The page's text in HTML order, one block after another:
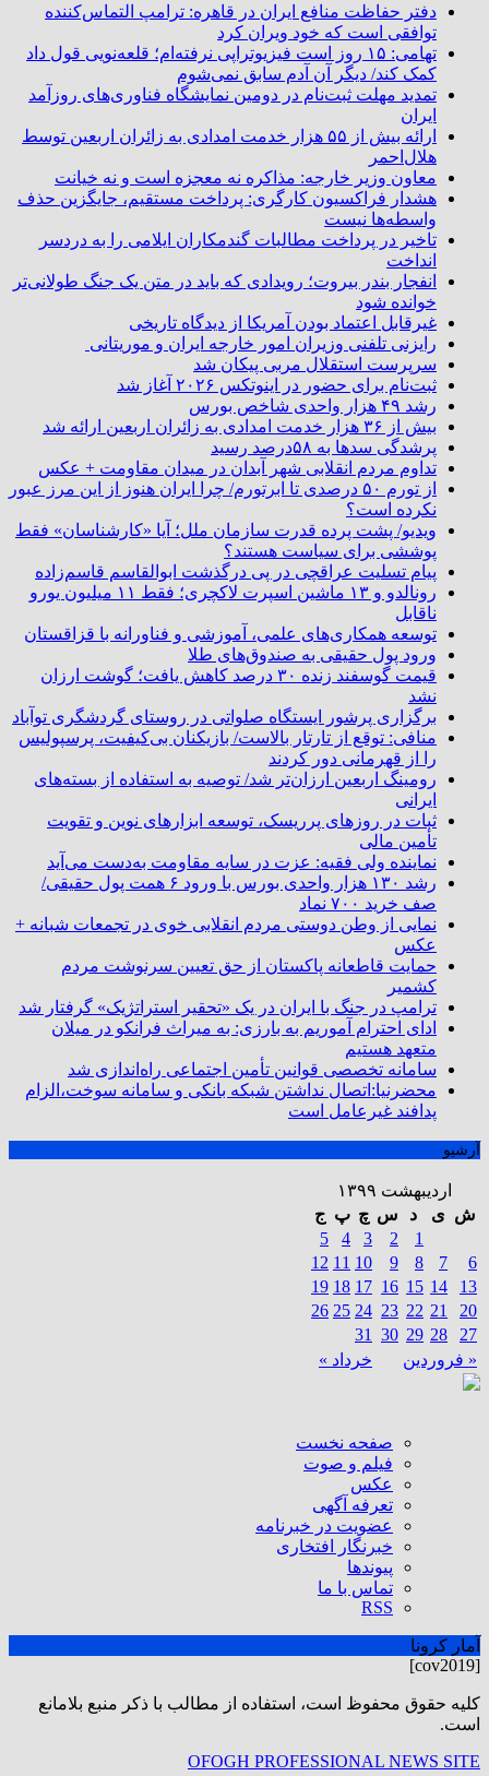
دفتر حفاظت منافع ایران در قاهره: ترامپ التماس‌کننده
توافقی است که خود ویران کرد
تهامی: ۱۵ روز است فیزیوتراپی نرفته‌ام؛ قلعه‌نویی قول داد
کمک کند/ دیگر آن آدم سابق نمی‌شوم
تمدید مهلت ثبت‌نام در دومین نمایشگاه فناوری‌های روزآمد
ایران
ارائه بیش از ۵۵ هزار خدمت امدادی به زائران اربعین توسط
هلال‌احمر
معاون وزیر خارجه: مذاکره نه معجزه است و نه خیانت
هشدار فراکسیون کارگری: پرداخت مستقیم، جایگزین حذف
واسطه‌ها نیست
تاخیر در پرداخت مطالبات گندمکاران ایلامی را به دردسر
انداخت
انفجار بندر بیروت؛ رویدادی که باید در متن یک جنگ طولانی‌تر
خوانده شود
غیرقابل اعتماد بودن آمریکا از دیدگاه تاریخی
رایزنی تلفنی وزیران امور خارجه ایران و موریتانی
سرپرست استقلال مربی پیکان شد
ثبت‌نام برای حضور در اینوتکس ۲۰۲۶ آغاز شد
رشد ۴۹ هزار واحدی شاخص بورس
بیش از ۳۶ هزار خدمت امدادی به زائران اربعین ارائه شد
پرشدگی سدها به ۵۸درصد رسید
تداوم مردم انقلابی شهر آبدان در میدان مقاومت + عکس
از تورم ۵۰ درصدی تا ابرتورم/ چرا ایران هنوز از این مرز عبور
نکرده است؟
ویدیو/ پشت پرده قدرت سازمان ملل؛ آیا «کارشناسان» فقط
پوششی برای سیاست هستند؟
پیام تسلیت عراقچی در پی درگذشت ابوالقاسم قاسم‌زاده
رونالدو و ۱۳ ماشین اسپرت لاکچری؛ فقط ۱۱ میلیون یورو
ناقابل
توسعه همکاری‌های علمی، آموزشی و فناورانه با قزاقستان
ورود پول حقیقی به صندوق‌های طلا
قیمت گوسفند زنده ۳۰ درصد کاهش یافت؛ گوشت ارزان
نشد
برگزاری پرشور ایستگاه صلواتی در روستای گردشگری توآباد
منافی: توقع از تارتار بالاست/ بازیکنان بی‌کیفیت، پرسپولیس
را از قهرمانی دور کردند
رومینگ اربعین ارزان‌تر شد/ توصیه به استفاده از بسته‌های
ایرانی
ثبات در روزهای پرریسک، توسعه ابزارهای نوین و تقویت
تأمین مالی
نماینده ولی فقیه: عزت در سایه مقاومت به‌دست می‌آید
رشد ۱۳۰ هزار واحدی بورس با ورود ۶ همت پول حقیقی/
صف خرید ۷۰۰ نماد
نمایی از وطن دوستی مردم انقلابی خوی در تجمعات شبانه +
عکس
حمایت قاطعانه پاکستان از حق تعیین سرنوشت مردم
کشمیر
ترامپ در جنگ با ایران در یک «تحقیر استراتژیک» گرفتار شد
ادای احترام آموریم به بارزی: به میراث فرانکو در میلان
متعهد هستیم
سامانه تخصصی قوانین تأمین اجتماعی راه‌اندازی شد
محضرنیا:اتصال نداشتن شبکه بانکی و سامانه سوخت،الزام
پدافند غیرعامل است
آرشیو
اردیبهشت ۱۳۹۹
ش ی د س چ پ ج
« فروردین خرداد »
1
2
3
4
5
6
7
8
9
10
11
12
13
14
15
16
17
18
19
20
21
22
23
24
25
26
27
28
29
30
31
صفحه نخست
فیلم و صوت
عکس
تعرفه آگهی
عضویت در خبرنامه
خبرنگار افتخاری
پیوندها
تماس با ما
RSS
آمار کرونا
[cov2019]
كليه حقوق محفوظ است، استفاده از مطالب با ذكر منبع بلامانع
است.
OFOGH PROFESSIONAL NEWS SITE